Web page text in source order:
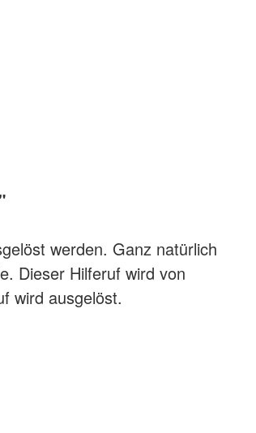
werden. Ganz natürlich
Dieser Hilferuf wird von
wird ausgelöst.